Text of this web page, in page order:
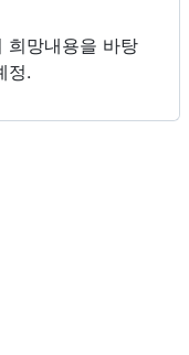
희망내용을 바탕
정.